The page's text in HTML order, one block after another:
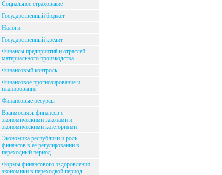
Социальное страхование
Государственный бюджет
Налоги
Государственный кредит
Финансы предприятий и отраслей
материального производства
Финансовый контроль
Финансовое прогнозирование и
планирование
Финансовые ресурсы
Взаимосвязь финансов с
экономическими законами и
экономическими категориями
Экономика республики и роль
финансов в ее регулировании в
переходный период
Формы финансового оздоровления
экономики в переходной период